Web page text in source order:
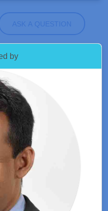
ASK A QUESTION
by